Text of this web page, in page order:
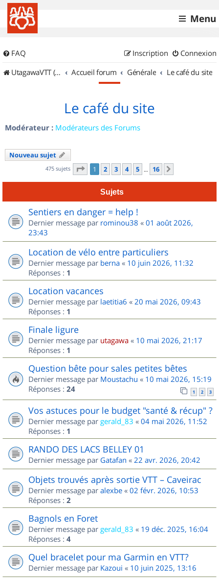
Menu
FAQ Connexion
Inscription
UtagawaVTT (Randos VTT et VTTAE avec traces GPS)
Accueil forum Générale Le café du site
Le café du site
Modérateur : Modérateurs des Forums
Nouveau sujet
475 sujets Page 1sur
1 2 3 4 5 … 16
Sujets
Sentiers en danger = help !
Dernier message par rominou38 « 01 août 2026,
23:43
Location de vélo entre particuliers
Dernier message par berna « 10 juin 2026, 11:32
Réponses : 1
Location vacances
Dernier message par laetitia6 « 20 mai 2026, 09:43
Réponses : 1
Finale ligure
Dernier message par utagawa « 10 mai 2026, 21:17
Réponses : 1
Question bête pour sales petites bêtes
Dernier message par Moustachu « 10 mai 2026, 15:19
Réponses : 24 1 2 3
Vos astuces pour le budget "santé & récup" ?
Dernier message par gerald_83 « 04 mai 2026, 11:52
Réponses : 1
RANDO DES LACS BELLEY 01
Dernier message par Gatafan « 22 avr. 2026, 20:42
Objets trouvés après sortie VTT – Caveirac
Dernier message par alexbe « 02 févr. 2026, 10:53
Réponses : 2
Bagnols en Foret
Dernier message par gerald_83 « 19 déc. 2025, 16:04
Réponses : 4
Quel bracelet pour ma Garmin en VTT?
Dernier message par Kazoui « 10 juin 2025, 13:16